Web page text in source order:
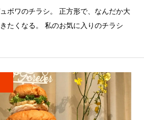
ボワのチラシ。 正方形で、なんだか大
たくなる。 私のお気に入りのチラシ